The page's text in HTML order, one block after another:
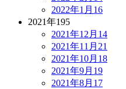
2022年1月 16
2021年195
2021年12月 14
2021年11月 21
2021年10月 18
2021年9月 19
2021年8月 17